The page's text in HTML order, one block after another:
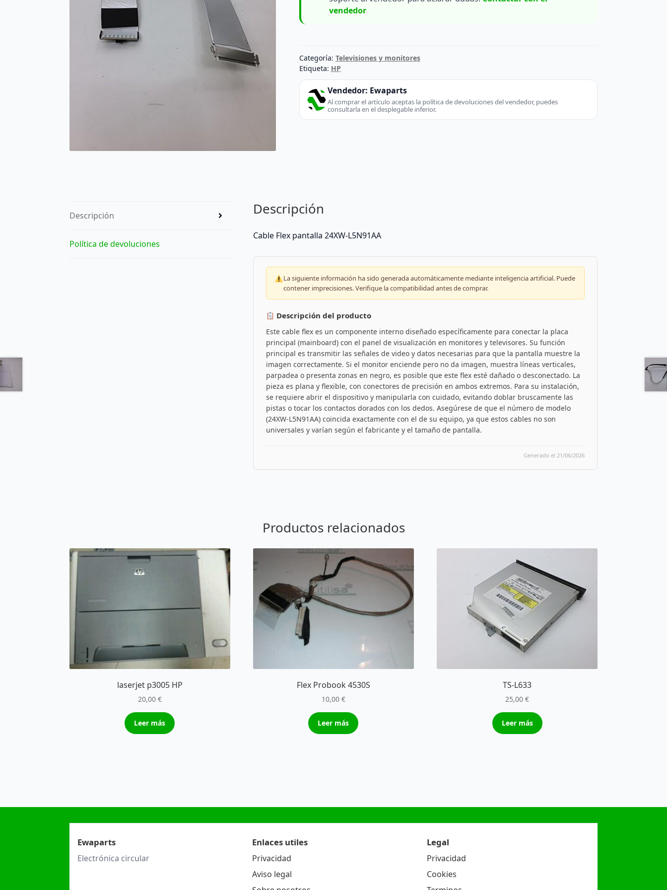
vendedor
Categoría: Televisiones y monitores
Etiqueta: HP
Vendedor: Ewaparts
Al comprar el artículo aceptas la política de devoluciones del vendedor, puedes
consultarla en el desplegable inferior.
Descripción
Política de devoluciones
Descripción
Cable Flex pantalla 24XW-L5N91AA
La siguiente información ha sido generada automáticamente mediante inteligencia artificial. Puede
contener imprecisiones. Verifique la compatibilidad antes de comprar.
Descripción del producto
Este cable flex es un componente interno diseñado específicamente para conectar la placa
principal (mainboard) con el panel de visualización en monitores y televisores. Su función
principal es transmitir las señales de video y datos necesarias para que la pantalla muestre la
imagen correctamente. Si el monitor enciende pero no da imagen, muestra líneas verticales,
parpadea o presenta zonas en negro, es posible que este flex esté dañado o desconectado. La
pieza es plana y flexible, con conectores de precisión en ambos extremos. Para su instalación,
se requiere abrir el dispositivo y manipularla con cuidado, evitando doblar bruscamente las
pistas o tocar los contactos dorados con los dedos. Asegúrese de que el número de modelo
(24XW-L5N91AA) coincida exactamente con el de su equipo, ya que estos cables no son
universales y varían según el fabricante y el tamaño de pantalla.
Generado el 21/06/2026
Productos relacionados
laserjet p3005 HP
20,00 €
Leer más
Flex Probook 4530S
10,00 €
Leer más
TS-L633
25,00€
Leer más
Ewaparts
Electrónica circular
Enlaces utiles
Privacidad
Aviso legal
Legal
Privacidad
Cookies